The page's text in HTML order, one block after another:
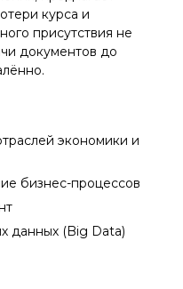
курса и
присутствия не
документов до
экономики и
бизнес-процессов
данных (Big Data)